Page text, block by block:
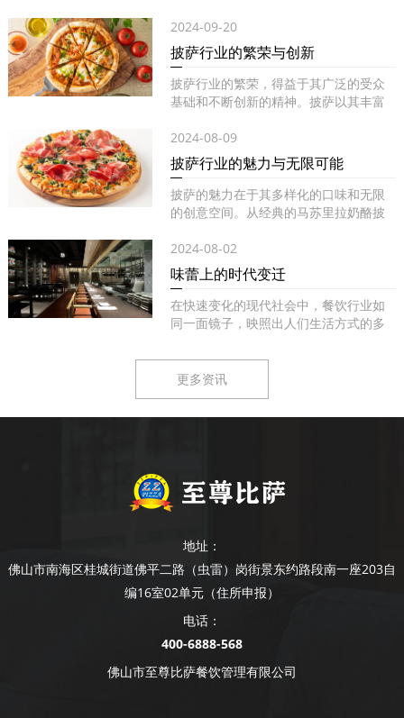
2024-09-20
披萨行业的繁荣与创新
披萨行业的繁荣，得益于其广泛的受众
基础和不断创新的精神。披萨以其丰富
2024-08-09
披萨行业的魅力与无限可能
披萨的魅力在于其多样化的口味和无限
的创意空间。从经典的马苏里拉奶酪披
2024-08-02
味蕾上的时代变迁
在快速变化的现代社会中，餐饮行业如
同一面镜子，映照出人们生活方式的多
更多资讯
地址：
佛山市南海区桂城街道佛平二路（虫雷）岗街景东约路段南一座203自
编16室02单元（住所申报）
电话：
400-6888-568
佛山市至尊比萨餐饮管理有限公司